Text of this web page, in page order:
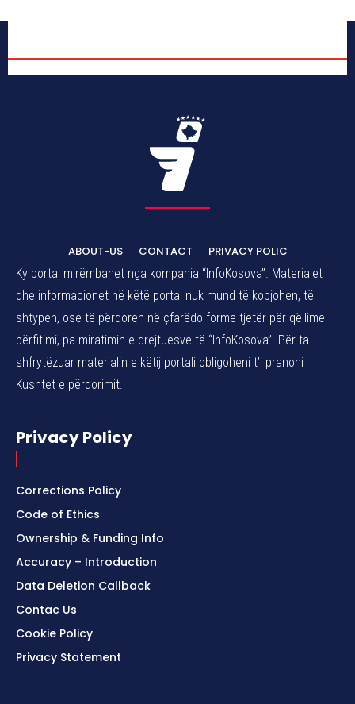
ABOUT-US CONTACT
PRIVACY POLIC
Ky portal mirëmbahet nga kompania “InfoKosova”. Materialet
dhe informacionet në këtë portal nuk mund të kopjohen, të
shtypen, ose të përdoren në çfarëdo forme tjetër për qëllime
përfitimi, pa miratimin e drejtuesve të “InfoKosova”. Për ta
shfrytëzuar materialin e këtij portali obligoheni t’i pranoni
Kushtet e përdorimit.
Privacy Policy
Corrections Policy
Code of Ethics
Ownership & Funding Info
Accuracy – Introduction
Data Deletion Callback
Contac Us
Cookie Policy
Privacy Statement